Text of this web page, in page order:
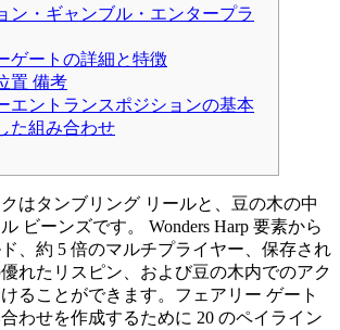
ン・ギャンブル・エンタープラ
ゲートの詳細と特徴
置 備考
エントランスポジションの基本
た組み合わせ
はタンブリング リールと、豆の木の中
ビーンズです。 Wonders Harp 要素から
、約 5 倍のマルチプライヤー、保存され
れたリスピン、および豆の木内でのアク
ることができます。フェアリー ゲート
わせを作成するために 20 のペイライン